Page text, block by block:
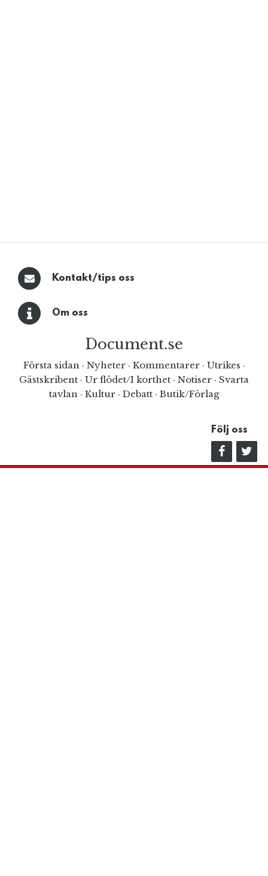
Kontakt/tips oss
Om oss
Document.se
Första sidan· Nyheter· Kommentarer· Utrikes ·
Gästskribent · Ur flödet/I korthet · Notiser · Svarta
tavlan · Kultur · Debatt · Butik/Förlag
Följ oss